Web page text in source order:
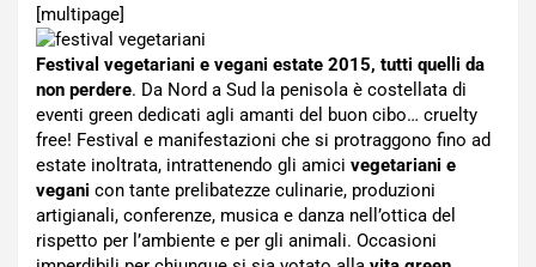
[multipage]
Festival vegetariani e vegani estate 2015, tutti quelli da
non perdere. Da Nord a Sud la penisola è costellata di
eventi green dedicati agli amanti del buon cibo… cruelty
free! Festival e manifestazioni che si protraggono fino ad
estate inoltrata, intrattenendo gli amici vegetariani e
vegani con tante prelibatezze culinarie, produzioni
artigianali, conferenze, musica e danza nell’ottica del
rispetto per l’ambiente e per gli animali. Occasioni